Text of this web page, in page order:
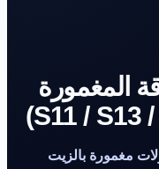
المغمورة
مغمورة بالزيت